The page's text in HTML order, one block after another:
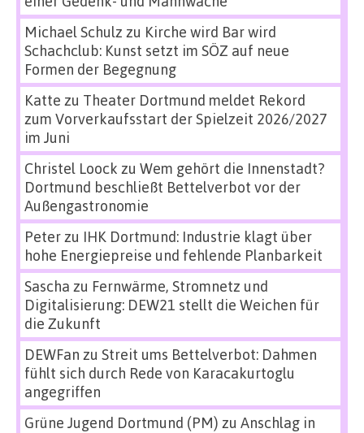
Michael Schulz zu Kirche wird Bar wird
Schachclub: Kunst setzt im SÖZ auf neue
Formen der Begegnung
Katte zu Theater Dortmund meldet Rekord
zum Vorverkaufsstart der Spielzeit 2026/2027
im Juni
Christel Loock zu Wem gehört die Innenstadt?
Dortmund beschließt Bettelverbot vor der
Außengastronomie
Peterzu IHK Dortmund: Industrie klagt über
hohe Energiepreise und fehlende Planbarkeit
Sascha zu Fernwärme, Stromnetz und
Digitalisierung: DEW21 stellt die Weichen für
die Zukunft
DEWFan zu Streit ums Bettelverbot: Dahmen
fühlt sich durch Rede von Karacakurtoglu
angegriffen
Grüne Jugend Dortmund (PM) zu Anschlag in